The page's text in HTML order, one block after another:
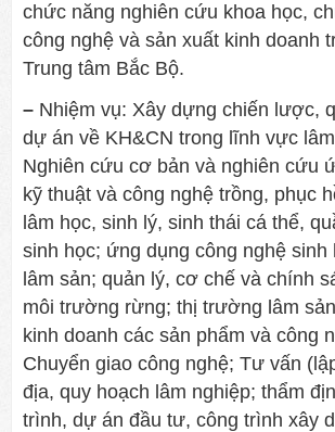
chức năng nghiên cứu khoa học,
công nghệ và sản xuất kinh doanh
Trung tâm Bắc Bộ.
– Nhiệm vụ: Xây dựng chiến lược,
dự án về KH&CN trong lĩnh vực
Nghiên cứu cơ bản và nghiên cứu
kỹ thuật và công nghệ trồng, phục
lâm học, sinh lý, sinh thái cá thể,
sinh học; ứng dụng công nghệ
lâm sản; quản lý, cơ chế và chính
môi trường rừng; thị trường lâm
kinh doanh các sản phẩm và công
Chuyển giao công nghệ; Tư vấn
địa, quy hoạch lâm nghiệp; thẩm
trình, dự án đầu tư, công trình xây